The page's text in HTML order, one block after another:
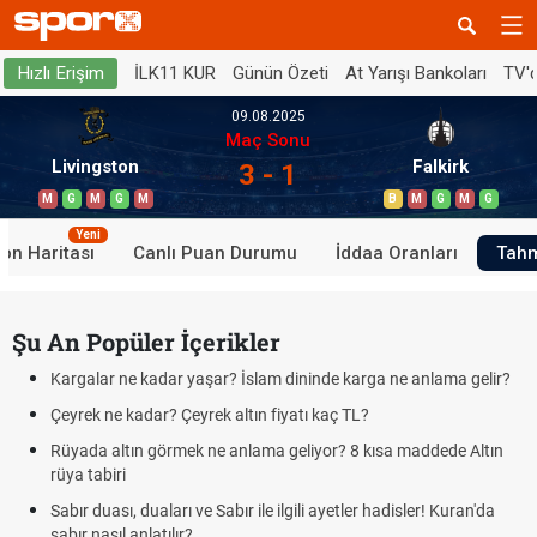
Hızlı Erişim İLK11 KUR Günün Özeti At Yarışı Bankoları
Livingston
M G M G M
09.08.2025
Maç Sonu
3 - 1 Falkirk
B M G M G
Haritası
Yeni
Canlı Puan Durumu İddaa Oranları
Şu An Popüler İçerikler
Kargalar ne kadar yaşar? İslam dininde karga ne anlama gelir?
Çeyrek ne kadar? Çeyrek altın fiyatı kaç TL?
Rüyada altın görmek ne anlama geliyor? 8 kısa maddede Altın
rüya tabiri
Sabır duası, duaları ve Sabır ile ilgili ayetler hadisler! Kuran'da